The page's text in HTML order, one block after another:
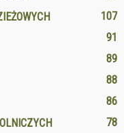
107
91
89
88
86
78